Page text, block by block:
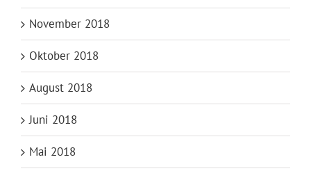
November 2018
Oktober 2018
August 2018
Juni 2018
Mai 2018